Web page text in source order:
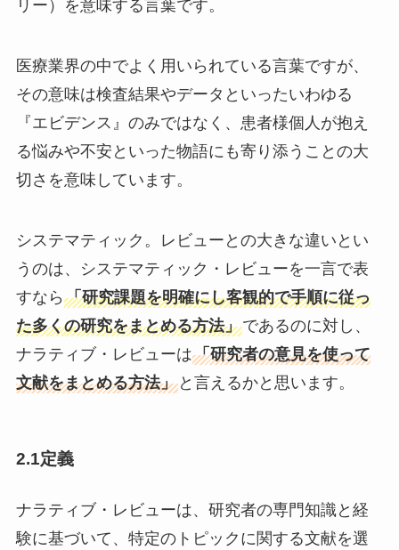
リー）を意味する言葉です。
医療業界の中でよく用いられている言葉ですが、
その意味は検査結果やデータといったいわゆる
『エビデンス』のみではなく、患者様個人が抱え
る悩みや不安といった物語にも寄り添うことの大
切さを意味しています。
システマティック。レビューとの大きな違いとい
うのは、システマティック・レビューを一言で表
すなら 「研究課題を明確にし客観的で手順に従っ
た多くの研究をまとめる方法」であるのに対し、
ナラティブ・レビューは「研究者の意見を使って
文献をまとめる方法」と言えるかと思います。
2.1定義
ナラティブ・レビューは、研究者の専門知識と経
験に基づいて、特定のトピックに関する文献を選